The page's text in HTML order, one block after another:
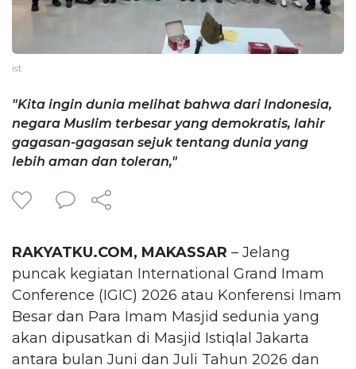
ist
"Kita ingin dunia melihat bahwa dari Indonesia,
negara Muslim terbesar yang demokratis, lahir
gagasan-gagasan sejuk tentang dunia yang
lebih aman dan toleran,"
RAKYATKU.COM, MAKASSAR – Jelang
puncak kegiatan International Grand Imam
Conference (IGIC) 2026 atau Konferensi Imam
Besar dan Para Imam Masjid sedunia yang
akan dipusatkan di Masjid Istiqlal Jakarta
antara bulan Juni dan Juli Tahun 2026 dan